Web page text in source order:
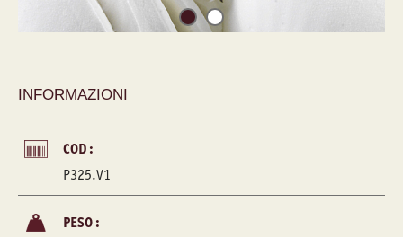
INFORMAZIONI
COD :
P325.V1
PESO :